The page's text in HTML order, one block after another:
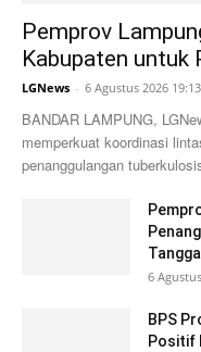
Pemprov
Kabupaten untuk
LGNews - 6 Agustus 2026 19:13
BANDAR LAMPUNG,
memperkuat koordinasi
penanggulangan
6
BPS
Positif